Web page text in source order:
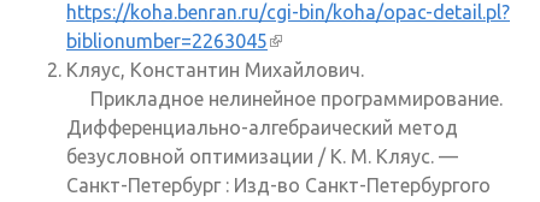
https://koha.benran.ru/cgi-bin/koha/opac-detail.pl?
biblionumber=2263045(внешняя ссылка)
Кляус, Константин Михайлович.
Прикладное нелинейное программирование.
Дифференциально-алгебраический метод
безусловной оптимизации / К. М. Кляус. —
Санкт-Петербург : Изд-во Санкт-Петербургого